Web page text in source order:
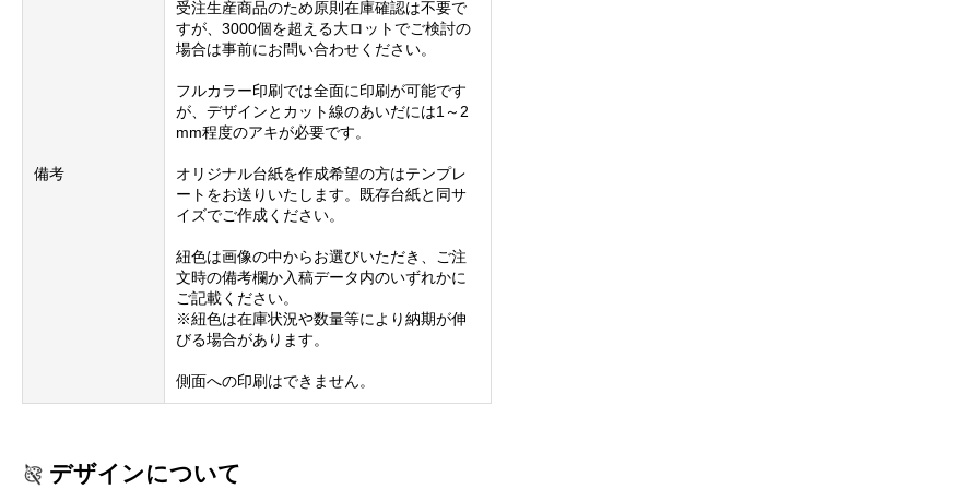
備考
受注生産商品のため原則在庫確認は不要で
すが、3000個を超える大ロットでご検討の
場合は事前にお問い合わせください。
フルカラー印刷では全面に印刷が可能です
が、デザインとカット線のあいだには1～2
mm程度のアキが必要です。
オリジナル台紙を作成希望の方はテンプレ
ートをお送りいたします。既存台紙と同サ
イズでご作成ください。
紐色は画像の中からお選びいただき、ご注
文時の備考欄か入稿データ内のいずれかに
ご記載ください。
※紐色は在庫状況や数量等により納期が伸
びる場合があります。
側面への印刷はできません。
デザインについて